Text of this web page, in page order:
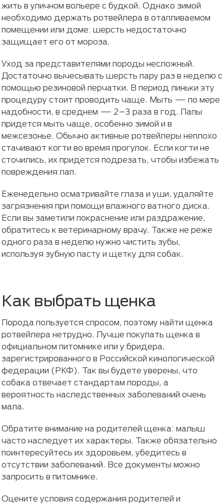
жить в уличном вольере с будкой. Однако зимой
необходимо держать ротвейлера в отапливаемом
помещении или доме: шерсть недостаточно
защищает его от мороза.
Уход за представителями породы несложный.
Достаточно вычесывать шерсть пару раз в неделю с
помощью резиновой перчатки. В период линьки эту
процедуру стоит проводить чаще. Мыть — по мере
надобности, в среднем — 2–3 раза в год. Лапы
придется мыть чаще, особенно зимой и в
межсезонье. Обычно активные ротвейлеры неплохо
стачивают когти во время прогулок. Если когти не
сточились, их придется подрезать, чтобы избежать
повреждения лап.
Еженедельно осматривайте глаза и уши, удаляйте
загрязнения при помощи влажного ватного диска.
Если вы заметили покраснение или раздражение,
обратитесь к ветеринарному врачу. Также не реже
одного раза в неделю нужно чистить зубы,
используя зубную пасту и щетку для собак.
Как выбрать щенка
Порода пользуется спросом, поэтому найти щенка
ротвейлера нетрудно. Лучше покупать щенка в
официальном питомнике или у бридера,
зарегистрированного в Российской кинологической
федерации (РКФ). Так вы будете уверены, что
собака отвечает стандартам породы, а
вероятность наследственных заболеваний очень
мала.
Обратите внимание на родителей щенка: малыш
часто наследует их характеры. Также обязательно
поинтересуйтесь их здоровьем, убедитесь в
отсутствии заболеваний. Все документы можно
запросить в питомнике.
Оцените условия содержания родителей и